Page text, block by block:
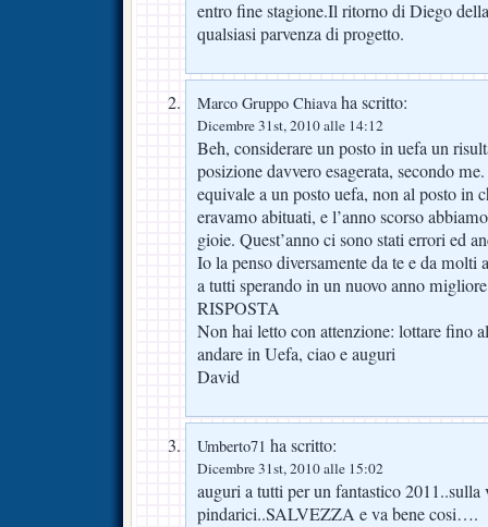
entro fine stagione.Il ritorno di Diego
qualsiasi parvenza di progetto.
Marco Gruppo Chiavaha scritto:
Dicembre 31st, 2010 alle 14:12
Beh, considerare un posto in uefa un
posizione davvero esagerata, secondo
equivale a un posto uefa, non al posto in
eravamo abituati, e l’anno scorso
gioie. Quest’anno ci sono stati errori ed
Io la penso diversamente da te e da
a tutti sperando in un nuovo anno
RISPOSTA
Non hai letto con attenzione: lottare fino
andare in Uefa, ciao e auguri
David
Umberto71 ha scritto:
Dicembre 31st, 2010 alle 15:02
auguri a tutti per un fantastico
pindarici..SALVEZZA e va bene cosi….